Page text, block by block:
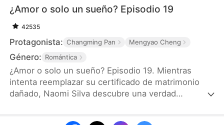
¿Amor o solo un sueño? Episodio 19
42535
Protagonista: Changming Pan Mengyao Cheng
Género: Romántica
¿Amor o solo un sueño? Episodio 19. Mientras
intenta reemplazar su certificado de matrimonio
dañado, Naomi Silva descubre una verdad